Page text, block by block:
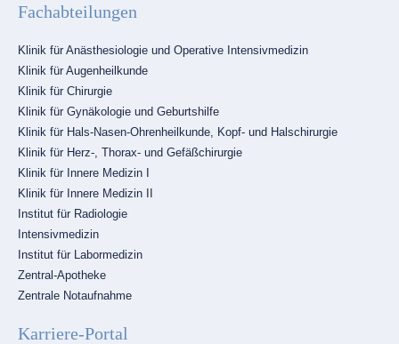
Fachabteilungen
Navigation
überspringen
Klinik für Anästhesiologie und Operative Intensivmedizin
Klinik für Augenheilkunde
Klinik für Chirurgie
Klinik für Gynäkologie und Geburtshilfe
Klinik für Hals-Nasen-Ohrenheilkunde, Kopf- und Halschirurgie
Klinik für Herz-, Thorax- und Gefäßchirurgie
Klinik für Innere Medizin I
Klinik für Innere Medizin II
Institut für Radiologie
Intensivmedizin
Institut für Labormedizin
Zentral-Apotheke
Zentrale Notaufnahme
Karriere-Portal